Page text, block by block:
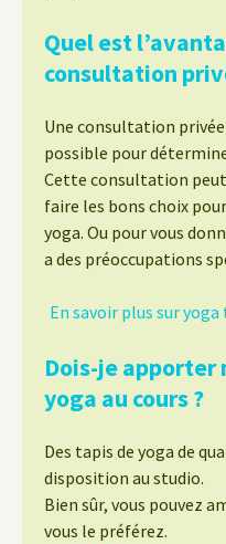
Quel est
consultation
Une consultation
possible pour
Cette consultation
faire les bons choix
yoga. Ou pour vous
a des préoccupations
En savoir plus sur
Dois-je apporter
yoga au cours ?
Des tapis de yoga de
disposition au studio.
Bien sûr, vous pouvez
vous le préférez.